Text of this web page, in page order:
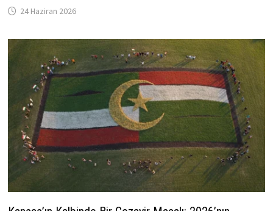
24 Haziran 2026